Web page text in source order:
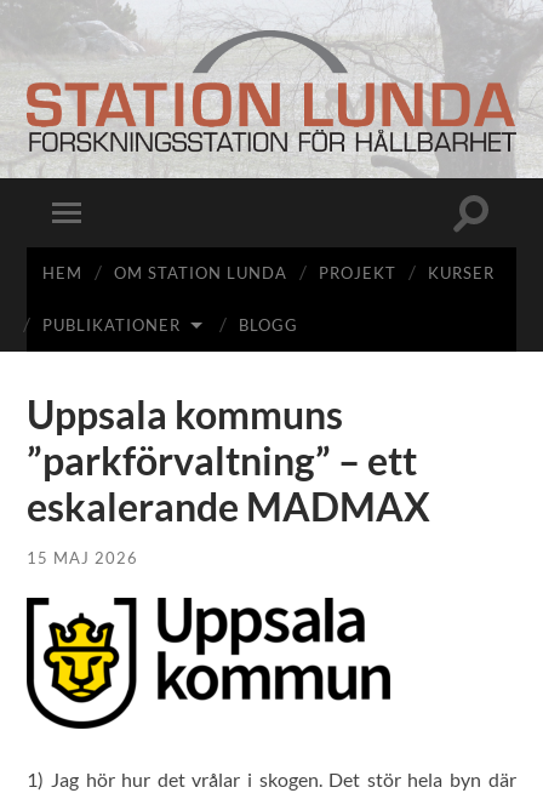
Station
Lunda
Slå
på/av
mobilmeny
Slå
HEM OM STATION LUNDA PROJEKT KURSER
PUBLIKATIONER BLOGG
Uppsala kommuns
”parkförvaltning” – ett
eskalerande MADMAX
15 MAJ 2026
1) Jag hör hur det vrålar i skogen. Det stör hela byn där